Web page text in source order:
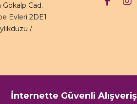
Gökalp Cad.
Evleri 2DE1
/
İnternette Güvenli Alışveriş